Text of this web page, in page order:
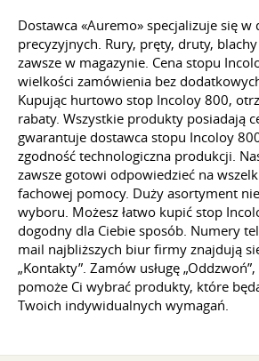
Dostawca «Auremo» specjalizuje się
precyzyjnych. Rury, pręty, druty,
zawsze w magazynie. Cena stopu
wielkości zamówienia bez
Kupując hurtowo stop Incoloy 800,
rabaty. Wszystkie produkty posiadają
gwarantuje dostawca stopu Incoloy
zgodność technologiczna produkcji.
zawsze gotowi odpowiedzieć na
fachowej pomocy. Duży asortyment
wyboru. Możesz łatwo kupić stop
dogodny dla Ciebie sposób. Numery
mail najbliższych biur firmy znajdują
„Kontakty”. Zamów usługę
pomoże Ci wybrać produkty, które
Twoich indywidualnych wymagań.